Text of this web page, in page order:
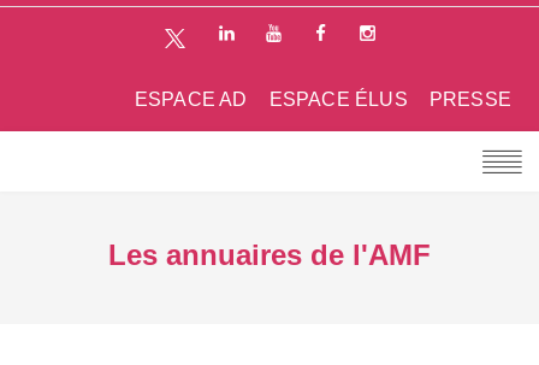
PRESSE
ESPACE ÉLUS
ESPACE AD
Les annuaires de l'AMF